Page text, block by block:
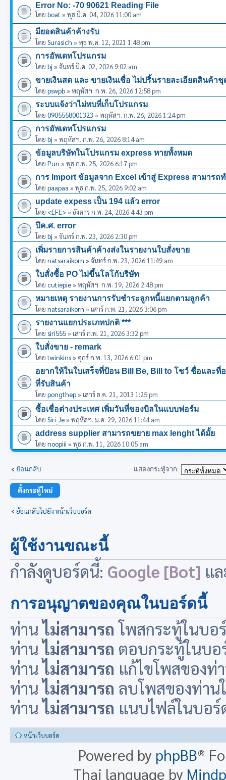
Error No: -70 90621 Reading File
โดย boat » พุธ มี.ค. 04, 2026 11:00 am
มียอดสินค้าค้างรับ
โดย Surasich » พุธ พ.ค. 12, 2021 1:48 pm
การอัพเดทโปรแกรม
โดย bj » จันทร์ มี.ค. 02, 2026 9:02 am
ขายเงินสด และ ขายเงินเชื่อ ไม่ปริ้นรายละเอียดสินค้า
โดย pswpb» พฤหัสฯ. ก.พ. 26, 2026 12:58 pm
ระบบแจ้งว่าไม่พบที่เก็บโปรแกรม
โดย 0905558001323 » พฤหัสฯ. ก.พ. 26, 2026 1:24 pm
การอัพเดทโปรแกรม
โดย bj » พฤหัสฯ. ก.พ. 26, 2026 8:14 am
ข้อมูลบริษัทในโปรแกรม express หายทั้งหมด
โดย Pun » พุธ ก.พ. 25, 2026 6:17 pm
การ Import ข้อมูลจาก Excel เข้าสู่ Express สามารถ
โดย paapaa » พุธ ก.พ. 25, 2026 9:02 am
update expess เป็น 194 แล้ว error
โดย <EFE>» อังคาร ก.พ. 24, 2026 4:43 pm
ปีค.ศ. error
โดย bj » จันทร์ ก.พ. 23, 2026 2:30 pm
เพิ่มรายการสินค้าค้างส่งในรายงานใบสั่งขาย
โดย natsaraikorn » จันทร์ ก.พ. 23, 2026 11:49 am
ใบสั่งซื้อ PO ไม่ขึ้นโลโก้บริษัท
โดย cutiepie» พฤหัสฯ. ก.พ. 19, 2026 2:48 pm
หมายเหตุ รายงานการรับชำระลูกหนี้แยกตามลูกค้า
โดย natsaraikorn » เสาร์ ก.พ. 21, 2026 3:06 pm
รายงานแยกประเภทปกติ ***
โดย siri555» เสาร์ ก.พ. 21, 2026 3:32 pm
ใบสั่งขาย - remark
โดยtwinkins» ศุกร์ ก.พ. 13, 2026 6:01 pm
อยากให้ในใบเสร็จที่ป้อน Bill Be, Bill to โชว์ ชื่อและที่
ที่รับสินค้า
โดย pongthep» เสาร์ ธ.ค. 21, 2013 1:25 pm
ซื้อเชื่อต่างประเทศ เพิ่มวันที่ของบิลในแบบฟอร์ม
โดย Siri_Je» พฤหัสฯ. ม.ค. 29, 2026 11:44 am
address supplier สามารถขยาย max lenght ได้มั้ย
โดย noopiii » พุธ ก.พ. 11, 2026 10:05 am
ย้อนกลับ แสดงกระทู้จาก:
ตั้งกระทู้ใหม่
ย้อนกลับไปยัง หน้าเว็บบอร์ด
ผู้ใช้งานขณะนี้
กำลังดูบอร์ดนี้: Google [Bot] แ
การอนุญาตของคุณในบอร์ดนี้
ท่านไม่สามารถ โพสกระทู้ในบอ
ท่านไม่สามารถ ตอบกระทู้ในบอ
ท่านไม่สามารถ แก้ไขโพสของท่
ท่านไม่สามารถ ลบโพสของท่าน
ท่านไม่สามารถ แนบไฟล์ในบอร์
หน้าเว็บบอร์ด
Powered by phpBB®
Thai language by